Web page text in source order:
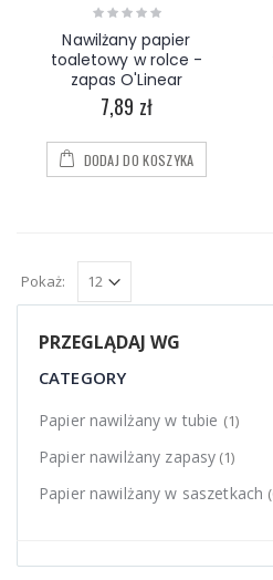
Nawilżany papier
toaletowy w rolce -
zapas O'Linear
7,89 zł
DODAJ DO KOSZYKA
Pokaż:
PRZEGLĄDAJ WG
CATEGORY
Papier nawilżany w tubie (1)
Papier nawilżany zapasy (1)
Papier nawilżany w saszetkach